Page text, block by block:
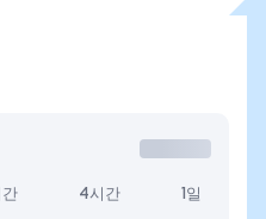
간 4시간 1일